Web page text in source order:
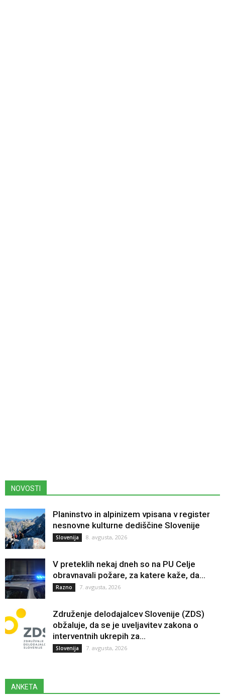
NOVOSTI
Planinstvo in alpinizem vpisana v register
nesnovne kulturne dediščine Slovenije
Slovenija 8. avgusta, 2026
V preteklih nekaj dneh so na PU Celje
obravnavali požare, za katere kaže, da...
Razno 7. avgusta, 2026
Združenje delodajalcev Slovenije (ZDS)
obžaluje, da se je uveljavitev zakona o
interventnih ukrepih za...
Slovenija 7. avgusta, 2026
ANKETA